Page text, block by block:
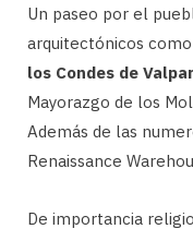
Un paseo por el
arquitectónicos
los Condes de
Mayorazgo de los
Además de las
Renaissance
De importancia